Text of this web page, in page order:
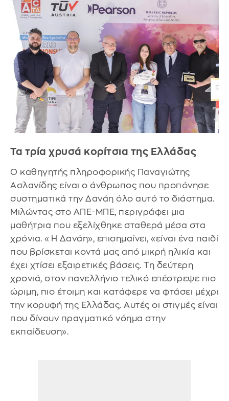
Τα τρία χρυσά κορίτσια της Ελλάδας
Ο καθηγητής πληροφορικής Παναγιώτης
Ασλανίδης είναι ο άνθρωπος που προπόνησε
συστηματικά την Δανάη όλο αυτό το διάστημα.
Μιλώντας στο ΑΠΕ-ΜΠΕ, περιγράφει μια
μαθήτρια που εξελίχθηκε σταθερά μέσα στα
χρόνια. «Η Δανάη», επισημαίνει, «είναι ένα παιδί
που βρίσκεται κοντά μας από μικρή ηλικία και
έχει χτίσει εξαιρετικές βάσεις. Τη δεύτερη
χρονιά, στον πανελλήνιο τελικό επέστρεψε πιο
ώριμη, πιο έτοιμη και κατάφερε να φτάσει μέχρι
την κορυφή της Ελλάδας. Αυτές οι στιγμές είναι
που δίνουν πραγματικό νόημα στην
εκπαίδευση».